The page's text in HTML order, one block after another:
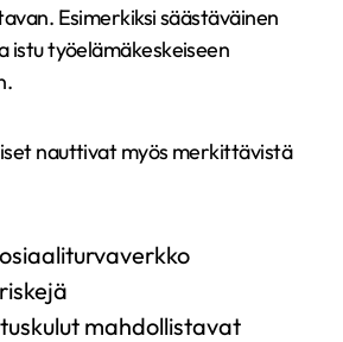
Esimerkiksi säästäväinen
istu työelämäkeskeiseen
nauttivat myös merkittävistä
mahdollistavat